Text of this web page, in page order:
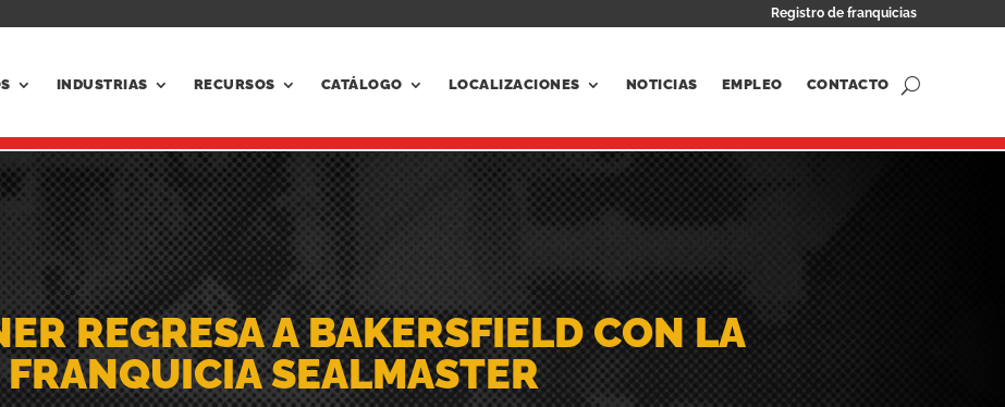
Registro de franquicias
INDUSTRIAS RECURSOS CATÁLOGO LOCALIZACIONES NOTICIAS EMPLEO CONTACTO
REGRESA A BAKERSFIELD CON LA
FRANQUICIA SEALMASTER